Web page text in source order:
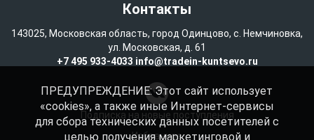
Контакты
143025, Московская область, город Одинцово, с. Немчиновка,
ул. Московская, д. 61
+7 495 933-4033 info@tradein-kuntsevo.ru
Подписка на новые поступления
Избранное
ПРЕДУПРЕЖДЕНИЕ: Этот сайт использует
«cookies», а также иные Интернет-сервисы
для сбора технических данных посетителей с
целью получения маркетинговой и